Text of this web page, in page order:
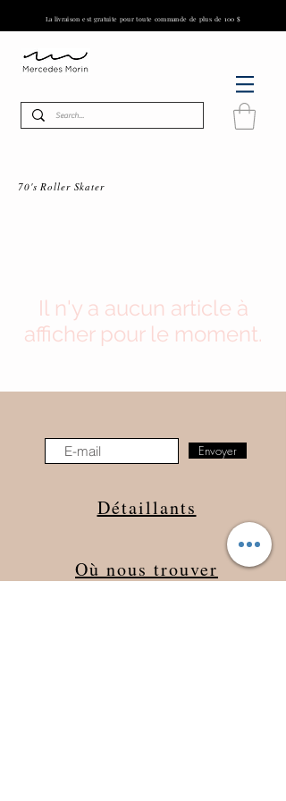
La livraison est gratuite pour toute commande de plus de 100 $
70's Roller Skater
Il n'y a aucun article à
afficher pour le moment.
Envoyer
Détaillants
Où nous trouver